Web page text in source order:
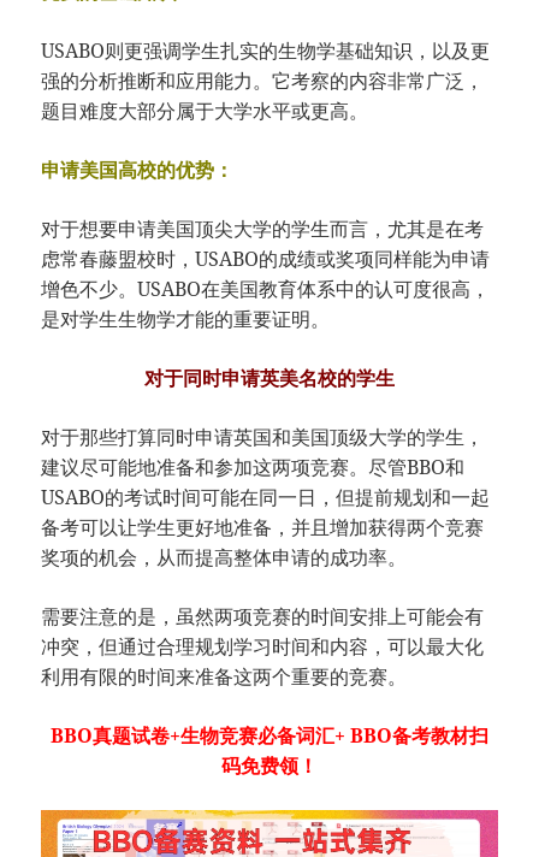
USABO则更强调学生扎实的生物学基础知识，以及更
强的分析推断和应用能力。它考察的内容非常广泛，
题目难度大部分属于大学水平或更高。
申请美国高校的优势：
对于想要申请美国顶尖大学的学生而言，尤其是在考
虑常春藤盟校时，USABO的成绩或奖项同样能为申请
增色不少。USABO在美国教育体系中的认可度很高，
是对学生生物学才能的重要证明。
对于同时申请英美名校的学生
对于那些打算同时申请英国和美国顶级大学的学生，
建议尽可能地准备和参加这两项竞赛。尽管BBO和
USABO的考试时间可能在同一日，但提前规划和一起
备考可以让学生更好地准备，并且增加获得两个竞赛
奖项的机会，从而提高整体申请的成功率。
需要注意的是，虽然两项竞赛的时间安排上可能会有
冲突，但通过合理规划学习时间和内容，可以最大化
利用有限的时间来准备这两个重要的竞赛。
BBO真题试卷+生物竞赛必备词汇+ BBO备考教材扫
码免费领！